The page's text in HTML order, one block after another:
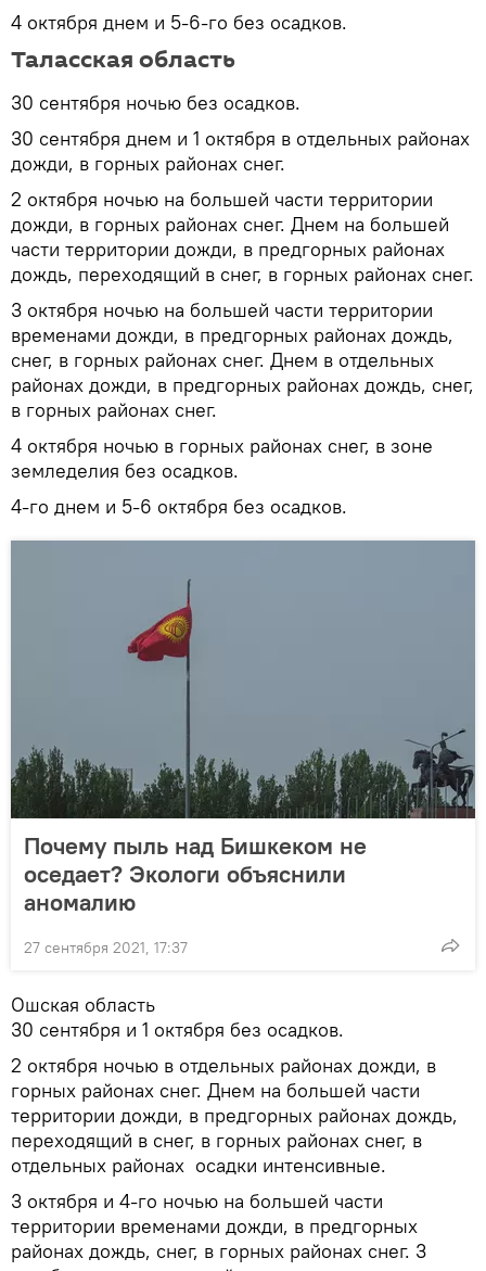
4 октября днем и 5-6-го без осадков.
Таласская область
30 сентября ночью без осадков.
30 сентября днем и 1 октября в отдельных районах
дожди, в горных районах снег.
2 октября ночью на большей части территории
дожди, в горных районах снег. Днем на большей
части территории дожди, в предгорных районах
дождь, переходящий в снег, в горных районах снег.
3 октября ночью на большей части территории
временами дожди, в предгорных районах дождь,
снег, в горных районах снег. Днем в отдельных
районах дожди, в предгорных районах дождь, снег,
в горных районах снег.
4 октября ночью в горных районах снег, в зоне
земледелия без осадков.
4-го днем и 5-6 октября без осадков.
Почему пыль над Бишкеком не
оседает? Экологи объяснили
аномалию
27 сентября 2021, 17:37
Ошская область
30 сентября и 1 октября без осадков.
2 октября ночью в отдельных районах дожди, в
горных районах снег. Днем на большей части
территории дожди, в предгорных районах дождь,
переходящий в снег, в горных районах снег, в
отдельных районах осадки интенсивные.
3 октября и 4-го ночью на большей части
территории временами дожди, в предгорных
районах дождь, снег, в горных районах снег. 3